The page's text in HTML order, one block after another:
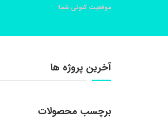
موقعیت کنونی شما:
آخرین پروژه ها
برچسب محصولات